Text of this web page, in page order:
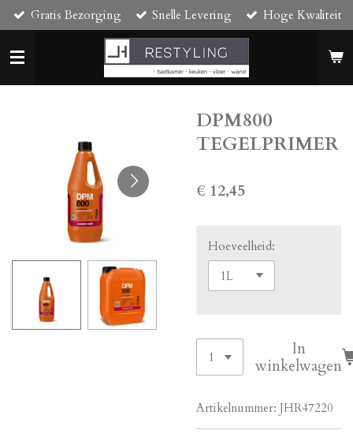
Ga
direct
naar
de
hoofdinhoud
Gratis Bezorging Snelle Levering Hoge Kwaliteit
DPM800
TEGELPRIMER
€ 12,45
Hoeveelheid:
In
winkelwagen
Artikelnummer: JHR47220